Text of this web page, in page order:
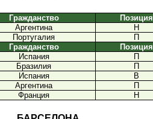
Гражданство Позиция
Аргентина Н
Португалия П
Гражданство Позиция
Испания П
Бразилия П
Испания В
Аргентина П
Франция Н